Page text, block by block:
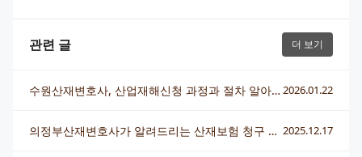
관련 글 더 보기
수원산재변호사, 산업재해신청 과정과 절차 알아보기 2026.01.22
의정부산재변호사가 알려드리는 산재보험 청구 절차와 주의사항 2025.12.17